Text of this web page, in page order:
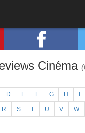
Cinéma
D E F G H
R S T U V W